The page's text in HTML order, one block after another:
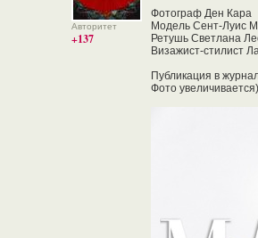
Авторитет
+137
Фотограф Ден Кара
Модель Сент-Луис
Ретушь Светлана
Визажист-стилист
Публикация в
Фото увеличивается)